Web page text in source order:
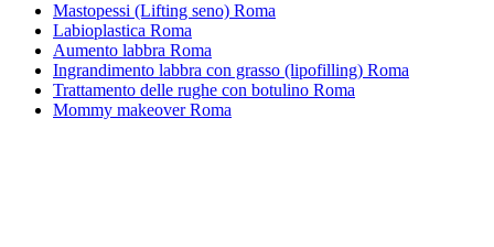
Mastopessi (Lifting seno) Roma
Labioplastica Roma
Aumento labbra Roma
Ingrandimento labbra con grasso (lipofilling) Roma
Trattamento delle rughe con botulino Roma
Mommy makeover Roma